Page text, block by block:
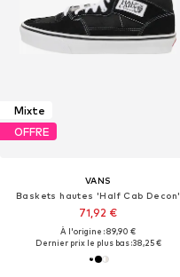
Mixte
OFFRE
VANS
Baskets hautes 'Half Cab Decon'
71,92 €
À l'origine : 89,90 €
Dernier prix le plus bas :38,25 €